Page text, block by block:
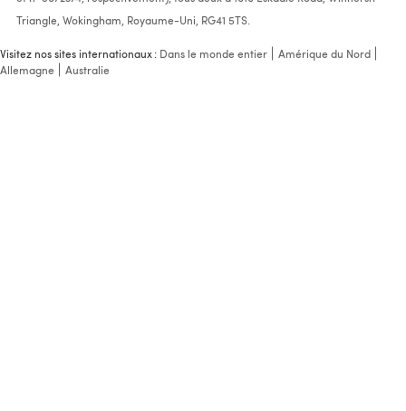
Triangle, Wokingham, Royaume-Uni, RG41 5TS.
Visitez nos sites internationaux : Dans le monde entier
Amérique du Nord
Allemagne
Australie